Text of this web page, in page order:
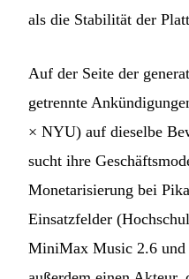
als die Stabilität der
Auf der Seite der
getrennte
× NYU) auf dieselbe
sucht ihre
Monetarisierung bei
Einsatzfelder
MiniMax Music 2.6